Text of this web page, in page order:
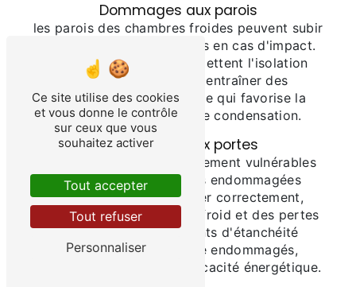
Dommages aux parois
les parois des chambres froides peuvent subir
des bosses ou des fissures en cas d'impact.
ces dommages compromettent l'isolation
thermique et peuvent entraîner des
infiltrations d'humidité, ce qui favorise la
formation de glace et de condensation.
Dommages aux portes
les portes sont particulièrement vulnérables
aux impacts. des portes endommagées
peuvent ne pas se fermer correctement,
entraînant des fuites d'air froid et des pertes
de température. les joints d'étanchéité
peuvent également être endommagés,
aggravant les pertes d'efficacité énergétique.
Ce site utilise des cookies
et vous donne le contrôle
sur ceux que vous
souhaitez activer
Tout accepter
Tout refuser
Personnaliser